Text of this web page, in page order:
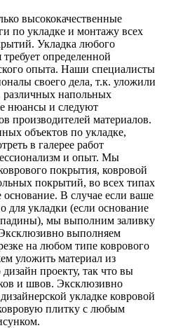
высококачественные
по укладке и монтажу всех
Укладка любого
определенной
опыта. Наши специалисты
своего дела, т.к. уложили
напольных
нюансы и следуют
производителей материалов.
объектов по укладке,
в галерее работ
и опыт. Мы
покрытия, ковровой
покрытий, во всех типах
В случае если ваше
для укладки (если основание
мы выполним заливку
выполняем
на любом типе коврового
уложить материал из
проекту, так что вы
и швов. Эксклюзивно
укладке ковровой
плитку с любым